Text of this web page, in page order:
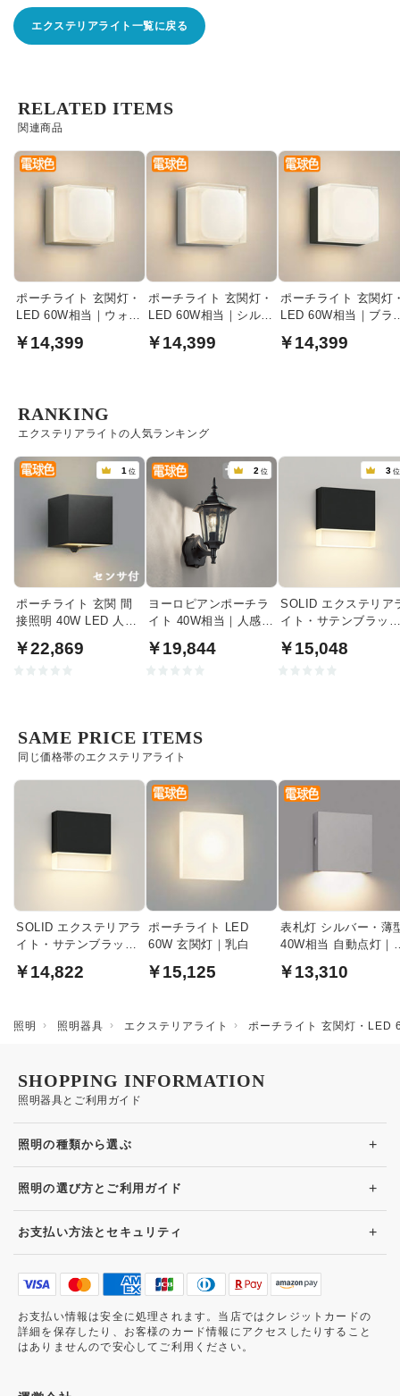
エクステリアライト一覧に戻る
関連商品
RELATED ITEMS
ポーチライト 玄関灯・
LED 60W相当｜ウォー
￥14,399
ポーチライト 玄関灯・
LED 60W相当｜シルバ
￥14,399
ポーチライト 玄関灯
LED 60W相当｜ブラ
￥14,399
エクステリアライトの人気ランキング
RANKING
1 位
ポーチライト 玄関 間
接照明 40W LED 人感
￥22,869
2 位
ヨーロピアンポーチラ
イト 40W相当｜人感セ
￥19,844
3 位
SOLID エクステリア
イト・サテンブラッ
￥15,048
同じ価格帯のエクステリアライト
SAME PRICE ITEMS
SOLID エクステリアラ
イト・サテンブラック
￥14,822
ポーチライト LED
60W 玄関灯｜乳白
￥15,125
表札灯 シルバー・薄
40W相当 自動点灯｜
￥13,310
照明 照明器具 エクステリアライト ポーチライト 玄関灯・LED
照明器具とご利用ガイド
SHOPPING INFORMATION
照明の種類から選ぶ +
照明の選び方とご利用ガイド +
お支払い方法とセキュリティ +
お支払い情報は安全に処理されます。当店ではクレジットカードの
詳細を保存したり、お客様のカード情報にアクセスしたりすること
はありませんので安心してご利用ください。